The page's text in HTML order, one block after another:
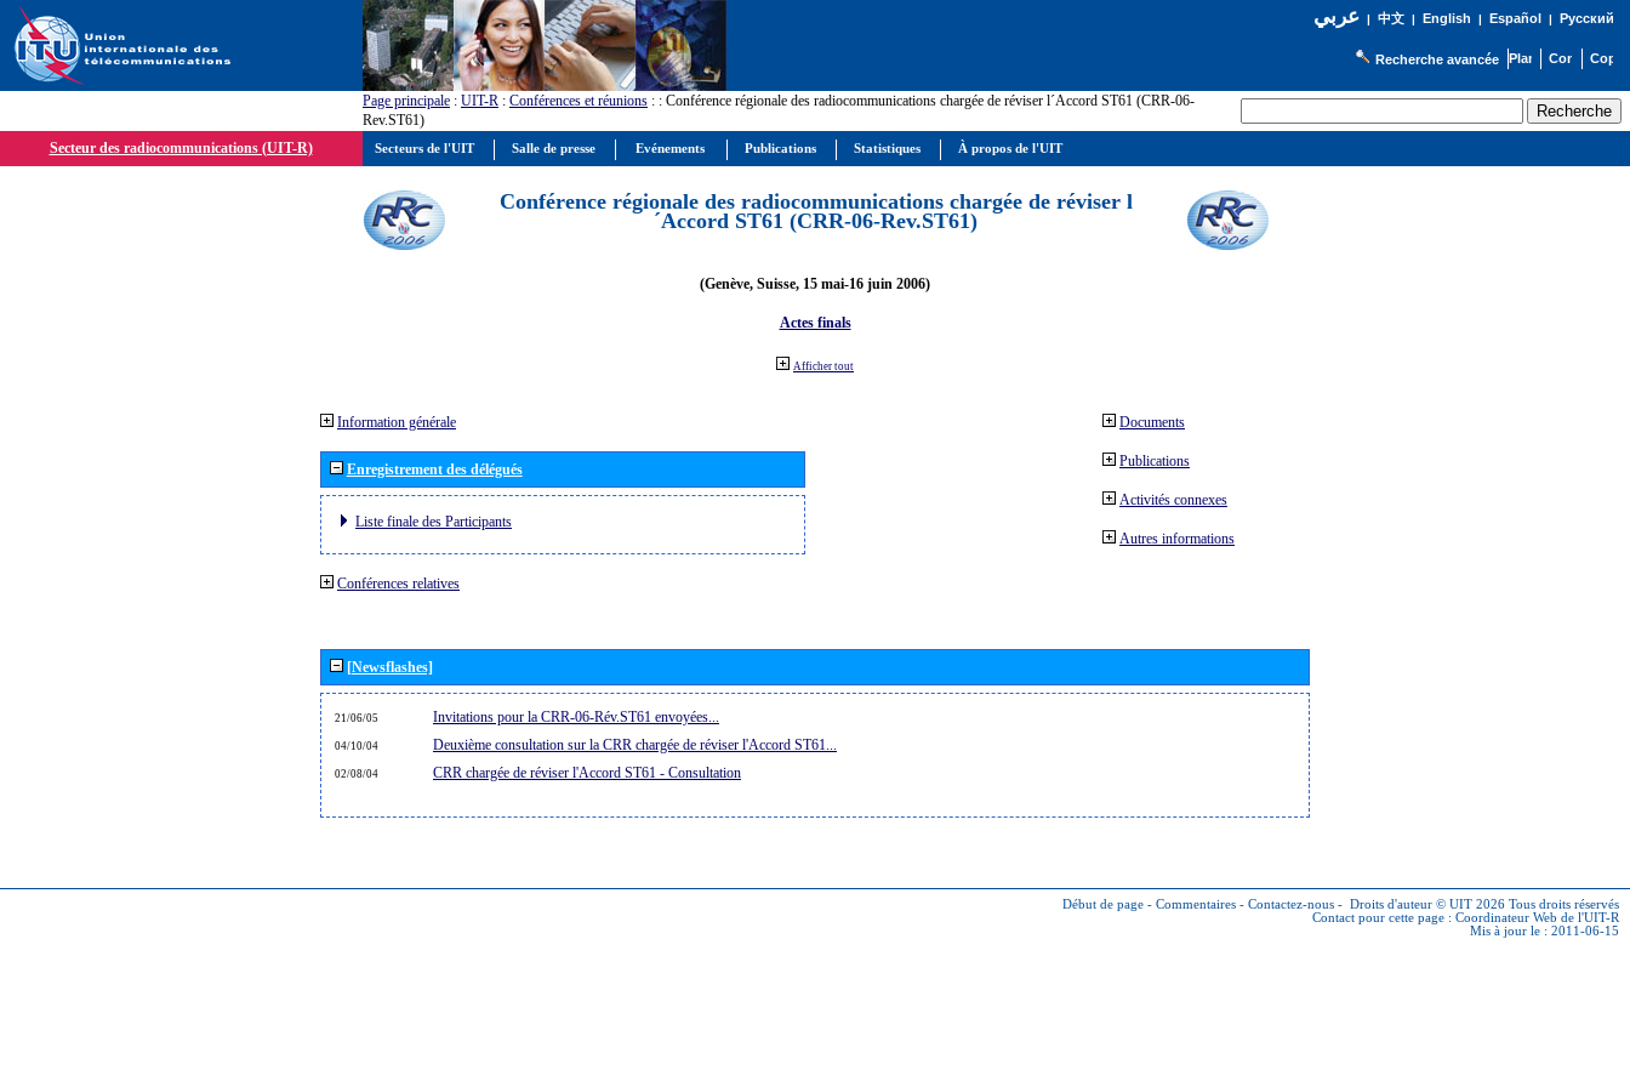
عربي| 中文| English | Español | Русский
Recherche avancée
Page principale : UIT-R : Conférences et réunions : : Conférence régionale des radiocommunications chargée de réviser l´Accord ST61 (CRR-06-
Rev.ST61)
Secteur des radiocommunications (UIT-R)
Conférence régionale des radiocommunications chargée de réviser l
´Accord ST61 (CRR-06-Rev.ST61)
(Genève, Suisse, 15 mai-16 juin 2006)
Actes finals
Afficher tout
Information générale
Enregistrement des délégués
Liste finale des Participants
Conférences relatives
Documents
Publications
Activités connexes
Autres informations
[Newsflashes]
21/06/05 Invitations pour la CRR-06-Rév.ST61 envoyées...
04/10/04 Deuxième consultation sur la CRR chargée de réviser l'Accord ST61...
02/08/04 CRR chargée de réviser l'Accord ST61 - Consultation
Début de page - Commentaires - Contactez-nous - Droits d'auteur © UIT 2026 Tous droits réservés
Contact pour cette page : Coordinateur Web de l'UIT-R
Mis à jour le : 2011-06-15
Secteurs de l'UIT Salle de presse Evénements Publications Statistiques À propos de l'UIT